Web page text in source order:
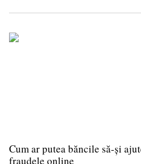
Cum ar putea băncile să-și
fraudele online